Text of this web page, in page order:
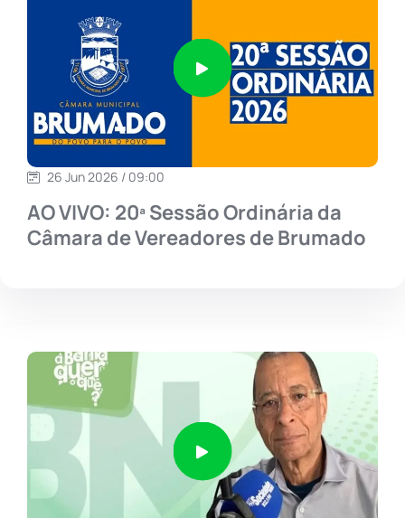
26 Jun 2026 / 09:00
AO VIVO: 20ª Sessão Ordinária da
Câmara de Vereadores de Brumado